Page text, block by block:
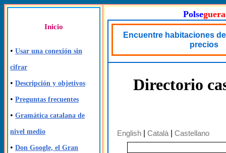
Inicio
• Usar una conexión sin
cifrar
• Descripción y objetivos
• Preguntas frecuentes
• Gramática catalana de
nivel medio
• Don Google, el Gran
Polseguera
Encuentre habitaciones
precios
Directorio
English Català Castellano